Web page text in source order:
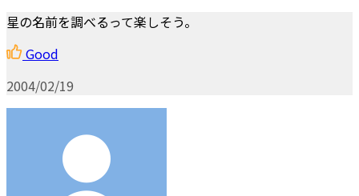
星の名前を調べるって楽しそう。
Good
2004/02/19